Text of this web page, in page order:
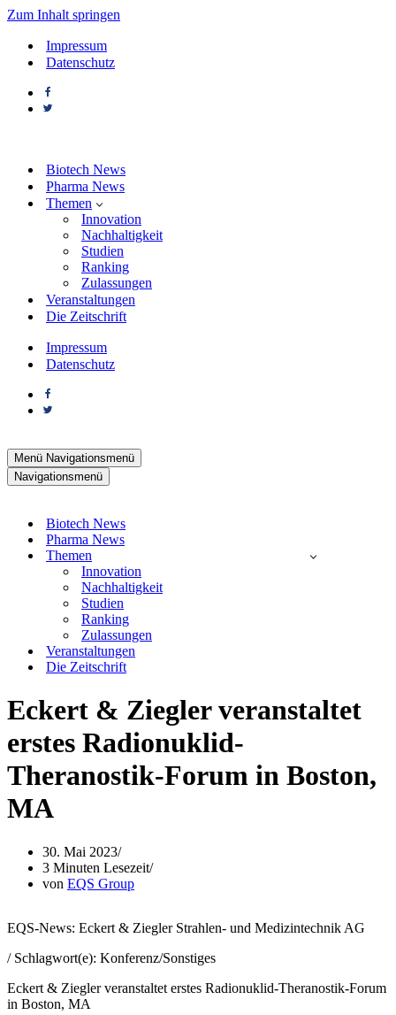
Zum Inhalt springen
Impressum
Datenschutz
Biotech News
Pharma News
Themen
Innovation
Nachhaltigkeit
Studien
Ranking
Zulassungen
Veranstaltungen
Die Zeitschrift
Impressum
Datenschutz
Menü Navigationsmenü
Navigationsmenü
Biotech News
Pharma News
Themen
Innovation
Nachhaltigkeit
Studien
Ranking
Zulassungen
Veranstaltungen
Die Zeitschrift
Eckert & Ziegler veranstaltet
erstes Radionuklid-
Theranostik-Forum in Boston,
MA
30. Mai 2023
3 Minuten Lesezeit
von EQS Group
EQS-News: Eckert & Ziegler Strahlen- und Medizintechnik AG
/ Schlagwort(e): Konferenz/Sonstiges
Eckert & Ziegler veranstaltet erstes Radionuklid-Theranostik-Forum
in Boston, MA